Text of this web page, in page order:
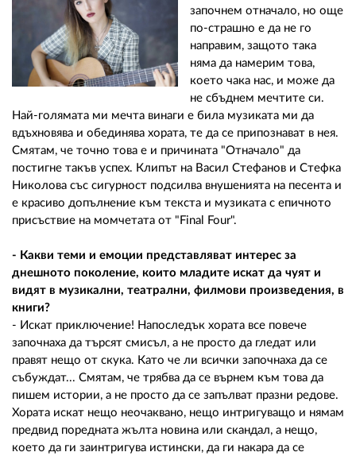
започнем отначало, но още
по-страшно е да не го
направим, защото така
няма да намерим това,
което чака нас, и може да
не сбъднем мечтите си.
Най-голямата ми мечта винаги е била музиката ми да
вдъхновява и обединява хората, те да се припознават в нея.
Смятам, че точно това е и причината "Отначало" да
постигне такъв успех. Клипът на Васил Стефанов и Стефка
Николова със сигурност подсилва внушенията на песента и
е красиво допълнение към текста и музиката с епичното
присъствие на момчетата от "Final Four".
- Какви теми и емоции представляват интерес за
днешното поколение, които младите искат да чуят и
видят в музикални, театрални, филмови произведения, в
книги?
- Искат приключение! Напоследък хората все повече
започнаха да търсят смисъл, а не просто да гледат или
правят нещо от скука. Като че ли всички започнаха да се
събуждат... Смятам, че трябва да се върнем към това да
пишем истории, а не просто да се запълват празни редове.
Хората искат нещо неочаквано, нещо интригуващо и нямам
предвид поредната жълта новина или скандал, а нещо,
което да ги заинтригува истински, да ги накара да се